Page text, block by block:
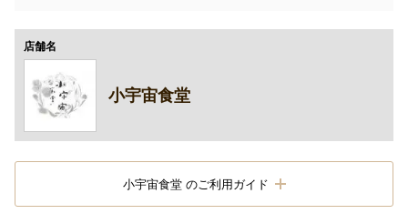
店舗名
小宇宙食堂
小宇宙食堂 のご利用ガイド